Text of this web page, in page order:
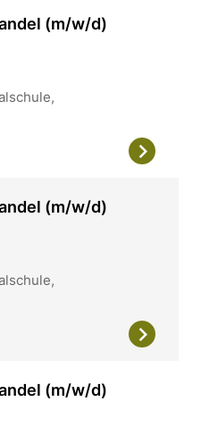
(m/w/d)
(m/w/d)
(m/w/d)